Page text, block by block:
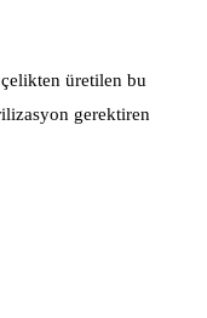
üretilen bu
gerektiren